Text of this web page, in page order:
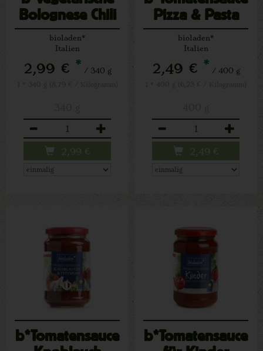
Bolognese Chili
bioladen*
Italien
2,99 € * / 340 g
Anzahl
2,99 €
Pizza & Pasta
bioladen*
Italien
2,49 € * / 400 g
Anzahl
2,49 €
b*Tomatensauce
b*Tomatensauce